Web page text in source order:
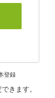
登録
きます。